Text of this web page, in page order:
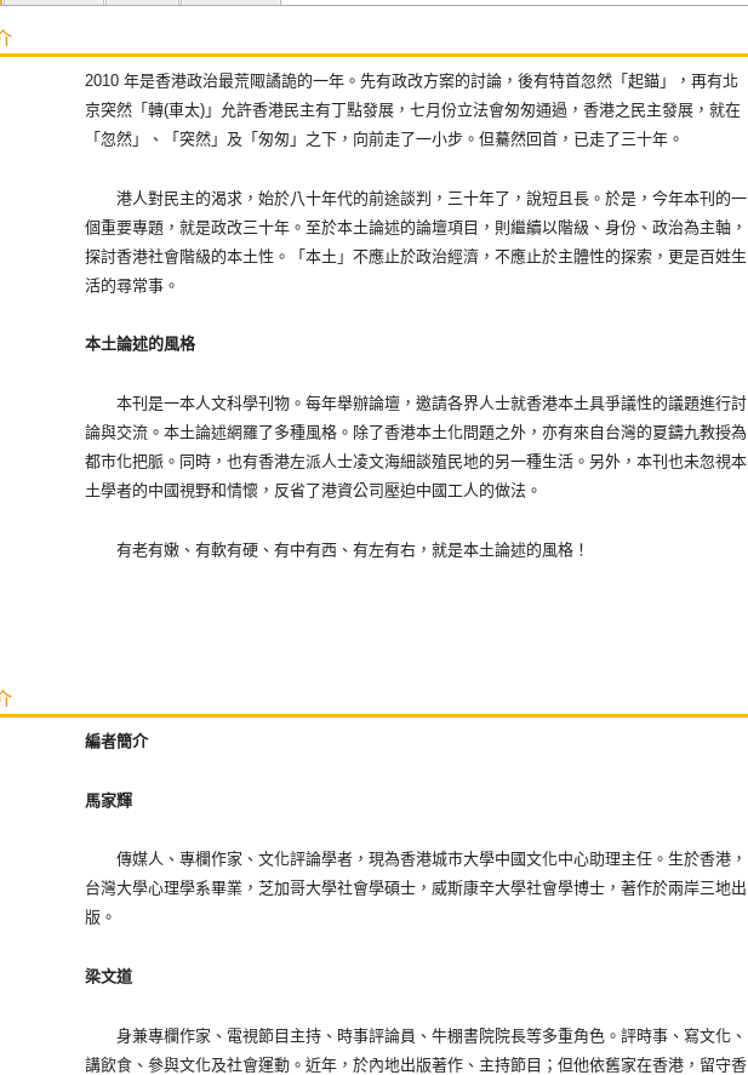
2010 年是香港政治最荒陬譎詭的一年。先有政改方案的討論，後有特首忽然「起錨」，再有北
京突然「轉(車太)」允許香港民主有丁點發展，七月份立法會匆匆通過，香港之民主發展，就在
「忽然」、「突然」及「匆匆」之下，向前走了一小步。但驀然回首，已走了三十年。
港人對民主的渴求，始於八十年代的前途談判，三十年了，說短且長。於是，今年本刊的一
個重要專題，就是政改三十年。至於本土論述的論壇項目，則繼續以階級、身份、政治為主軸，
探討香港社會階級的本土性。「本土」不應止於政治經濟，不應止於主體性的探索，更是百姓生
活的尋常事。
本土論述的風格
本刊是一本人文科學刊物。每年舉辦論壇，邀請各界人士就香港本土具爭議性的議題進行討
論與交流。本土論述網羅了多種風格。除了香港本土化問題之外，亦有來自台灣的夏鑄九教授為
都市化把脈。同時，也有香港左派人士凌文海細談殖民地的另一種生活。另外，本刊也未忽視本
土學者的中國視野和情懷，反省了港資公司壓迫中國工人的做法。
有老有嫩、有軟有硬、有中有西、有左有右，就是本土論述的風格！
編者簡介
馬家輝
傳媒人、專欄作家、文化評論學者，現為香港城市大學中國文化中心助理主任。生於香港，
台灣大學心理學系畢業，芝加哥大學社會學碩士，威斯康辛大學社會學博士，著作於兩岸三地出
版。
梁文道
身兼專欄作家、電視節目主持、時事評論員、牛棚書院院長等多重角色。評時事、寫文化、
講飲食、參與文化及社會運動。近年，於內地出版著作、主持節目；但他依舊家在香港，留守香